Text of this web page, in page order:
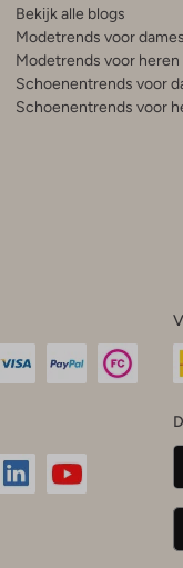
Bekijk alle blogs
Modetrends voor dames
Modetrends voor heren
Schoenentrends voor
Schoenentrends voor